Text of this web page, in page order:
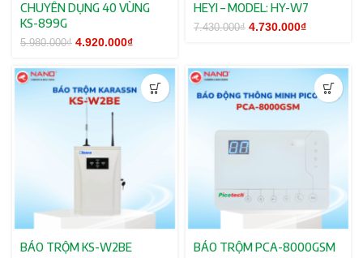
CHUYÊN DỤNG 40 VÙNG
KS-899G
5.980.000₫ Giá gốc là:
4.920.000₫
4.920.000₫.
HEYI – MODEL: HY-W7
7.430.000₫ Giá gốc là:
4.730.000₫
BÁO TRỘM KS-W2BE BÁO TRỘM PCA-8000GSM